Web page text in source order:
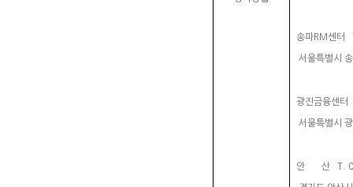
송파RM센
서울특별시
광진금융센
서울특별시
안 산 T.